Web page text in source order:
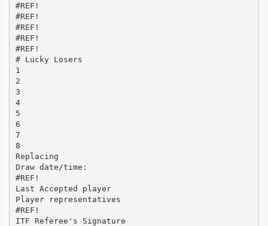
#REF!
#REF!
#REF!
#REF!
#REF!
# Lucky Losers
1
2
3
4
5
6
7
8
Replacing
Draw date/time:
#REF!
Last Accepted player
Player representatives
#REF!
ITF Referee's Signature